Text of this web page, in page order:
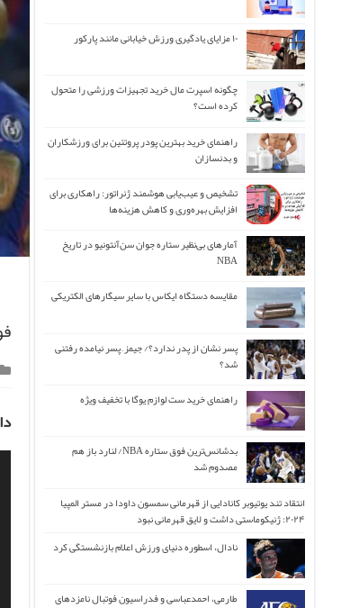
۱۰ مزایای یادگیری ورزش خیابانی مانند پارکور
چگونه اسپرت مال خرید تجهیزات ورزشی را متحول
کرده است؟
راهنمای خرید بهترین پودر پروتئین برای ورزشکاران
و بدنسازان
تشخیص و عیب‌یابی هوشمند ژنراتور: راهکاری برای
افزایش بهره‌وری و کاهش هزینه‌ها
آمارهای بی‌نظیر ستاره جوان سن‌آنتونیو در تاریخ
NBA
مقایسه دستگاه ایکاس با سایر سیگارهای الکتریکی
پسر نشان از پدر ندارد؟/ جیمز ِ پسر نیامده رفتنی
شد؟
راهنمای خرید ست لوازم یوگا با تخفیف ویژه
بدشانس‌ترین فوق ستاره NBA/ لنارد باز هم
مصدوم شد
انتقاد تند یوتیوبر کانادایی از قهرمانی سمسون داودا در مستر المپیا
۲۰۲۴: ژنیکوماستی داشت و لایق قهرمانی نبود
نادال، اسطوره دنیای ورزش اعلام بازنشستگی کرد
طارمی، احمدعباسی و فدراسیون فوتبال نامزدهای